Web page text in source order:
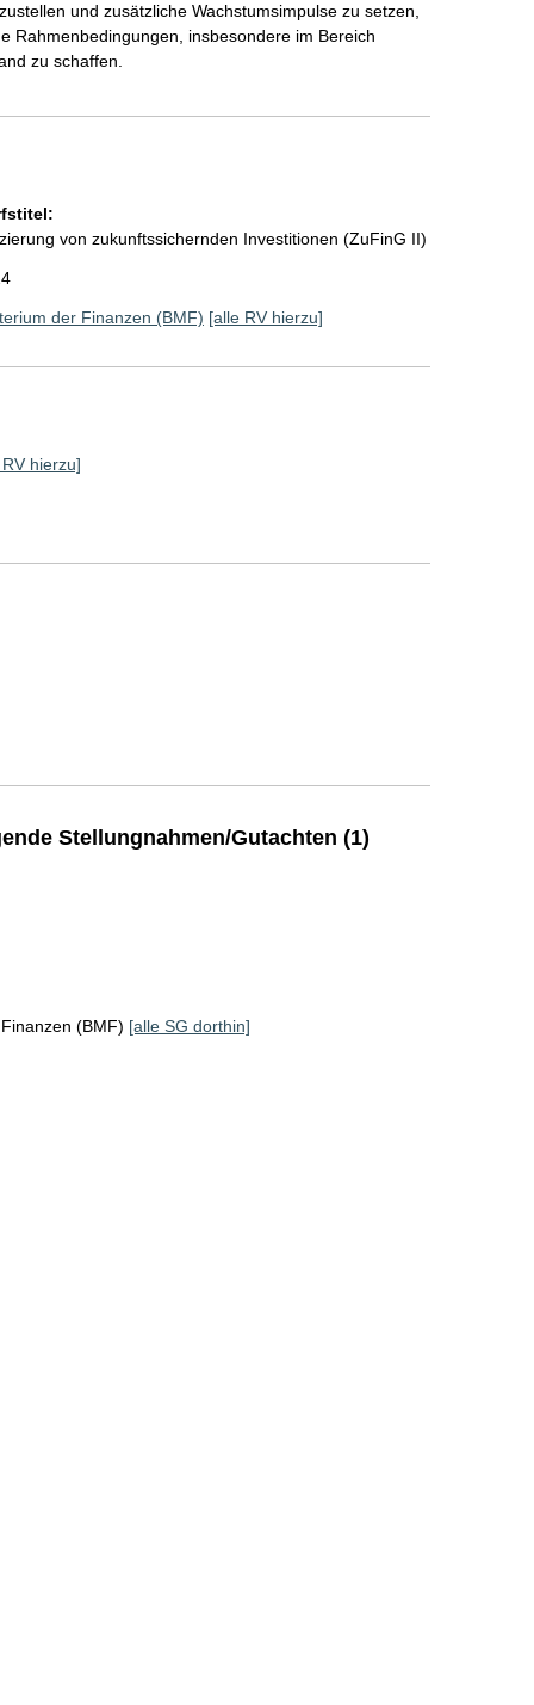
und zusätzliche Wachstumsimpulse zu setzen,
Rahmenbedingungen, insbesondere im Bereich
zu schaffen.
von zukunftssichernden Investitionen (ZuFinG II)
der Finanzen (BMF) [alle RV hierzu]
hierzu]
Stellungnahmen/Gutachten (1)
(BMF) [alle SG dorthin]